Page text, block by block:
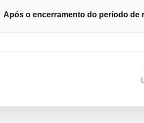
Após o encerramento do período de